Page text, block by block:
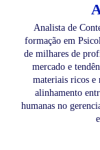
Analista de
formação em
de milhares de
mercado e
materiais ricos e
alinhamento
humanas no